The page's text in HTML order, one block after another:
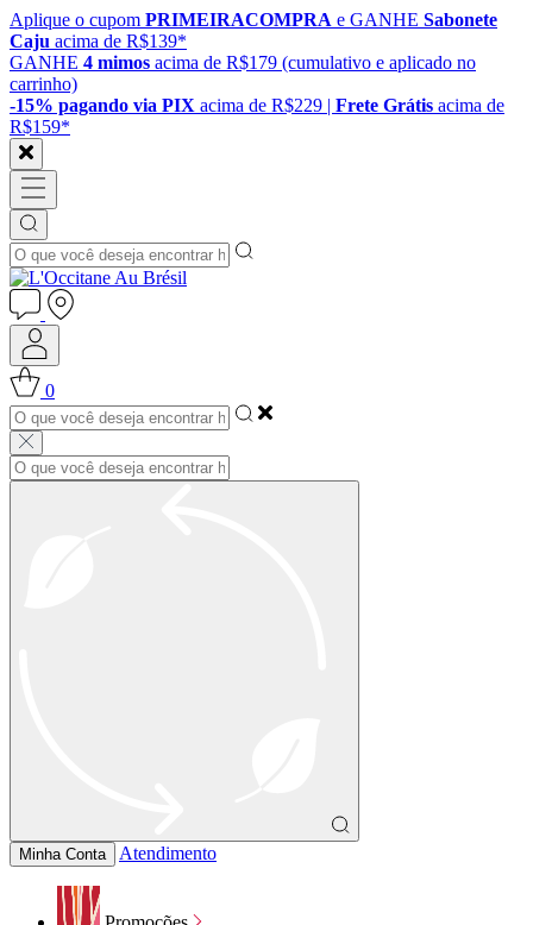
Aplique o cupom PRIMEIRACOMPRA e GANHE Sabonete
Caju acima de R$139*
GANHE 4 mimos acima de R$179 (cumulativo e aplicado no
carrinho)
-15% pagando via PIX acima de R$229 | Frete Grátis acima de
R$159*
0
Minha Conta Atendimento